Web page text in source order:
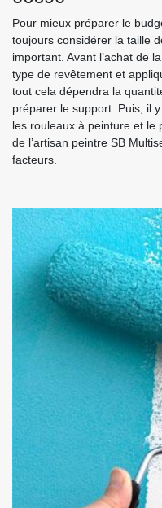
Pour mieux préparer le
toujours considérer la taille
important. Avant l’achat de
type de revêtement et
tout cela dépendra la
préparer le support. Puis, il
les rouleaux à peinture et le
de l’artisan peintre SB
facteurs.